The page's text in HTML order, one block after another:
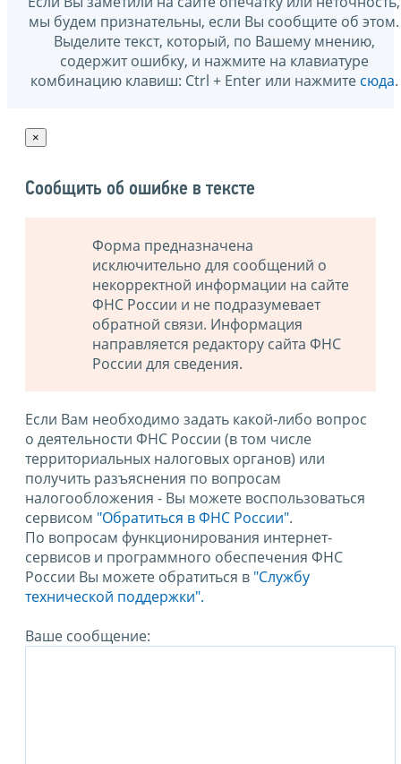
мы будем признательны, если Вы сообщите об этом.
Выделите текст, который, по Вашему мнению,
содержит ошибку, и нажмите на клавиатуре
комбинацию клавиш: Ctrl + Enter или нажмите сюда.
×
Сообщить об ошибке в тексте
Форма предназначена
исключительно для сообщений о
некорректной информации на сайте
ФНС России и не подразумевает
обратной связи. Информация
направляется редактору сайта ФНС
России для сведения.
Если Вам необходимо задать какой-либо вопрос
о деятельности ФНС России (в том числе
территориальных налоговых органов) или
получить разъяснения по вопросам
налогообложения - Вы можете воспользоваться
сервисом "Обратиться в ФНС России".
По вопросам функционирования интернет-
сервисов и программного обеспечения ФНС
России Вы можете обратиться в "Службу
технической поддержки".
Ваше сообщение: